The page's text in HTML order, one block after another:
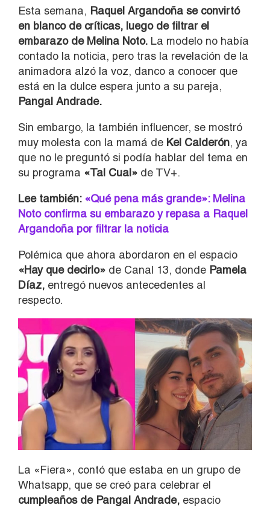
Esta semana, Raquel Argandoña se convirtó
en blanco de críticas, luego de filtrar el
embarazo de Melina Noto. La modelo no había
contado la noticia, pero tras la revelación de la
animadora alzó la voz, danco a conocer que
está en la dulce espera junto a su pareja,
Pangal Andrade.
Sin embargo, la también influencer, se mostró
muy molesta con la mamá de Kel Calderón, ya
que no le preguntó si podía hablar del tema en
su programa «Tal Cual» de TV+.
Lee también: «Qué pena más grande»: Melina
Noto confirma su embarazo y repasa a Raquel
Argandoña por filtrar la noticia
Polémica que ahora abordaron en el espacio
«Hay que decirlo» de Canal 13, donde Pamela
Díaz, entregó nuevos antecedentes al
respecto.
La «Fiera», contó que estaba en un grupo de
Whatsapp, que se creó para celebrar el
cumpleaños de Pangal Andrade, espacio